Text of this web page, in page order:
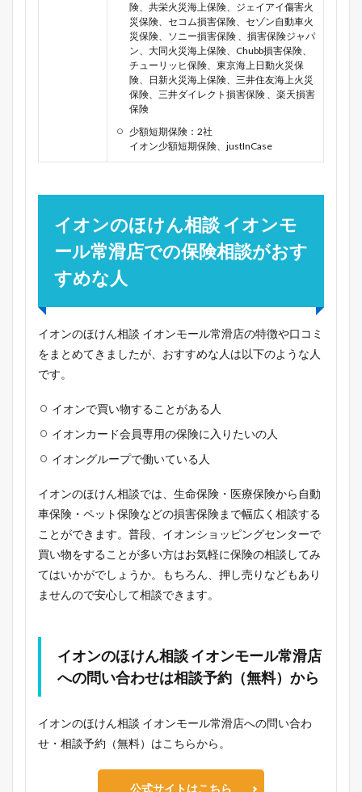
険、共栄火災海上保険、ジェイアイ傷害火
災保険、セコム損害保険、セゾン自動車火
災保険、ソニー損害保険 、損害保険ジャパ
ン、大同火災海上保険、Chubb損害保険、
チューリッヒ保険、東京海上日動火災保
険、日新火災海上保険、三井住友海上火災
保険、三井ダイレクト損害保険 、楽天損害
保険
少額短期保険：2社
イオン少額短期保険、justInCase
イオンのほけん相談 イオンモ
ール常滑店での保険相談がおす
すめな人
イオンのほけん相談 イオンモール常滑店の特徴や口コミ
をまとめてきましたが、おすすめな人は以下のような人
です。
イオンで買い物することがある人
イオンカード会員専用の保険に入りたいの人
イオングループで働いている人
イオンのほけん相談では、生命保険・医療保険から自動
車保険・ペット保険などの損害保険まで幅広く相談する
ことができます。普段、イオンショッピングセンターで
買い物をすることが多い方はお気軽に保険の相談してみ
てはいかがでしょうか。もちろん、押し売りなどもあり
ませんので安心して相談できます。
イオンのほけん相談 イオンモール常滑店
への問い合わせは相談予約（無料）から
イオンのほけん相談 イオンモール常滑店への問い合わ
せ・相談予約（無料）はこちらから。
公式サイトはこちら